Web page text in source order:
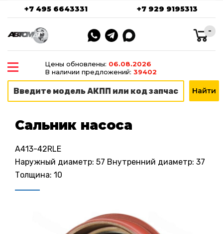
+7 495 6643331 +7 929 9195313
-
Цены обновлены: 06.08.2026
В наличии предложений: 39402
Сальник насоса
A413-42RLE
Наружный диаметр: 57 Внутренний диаметр: 37
Толщина: 10